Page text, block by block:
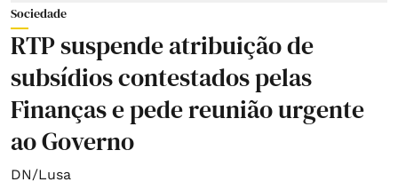
Sociedade
RTP suspende atribuição de
subsídios contestados pelas
Finanças e pede reunião urgente
ao Governo
DN/Lusa